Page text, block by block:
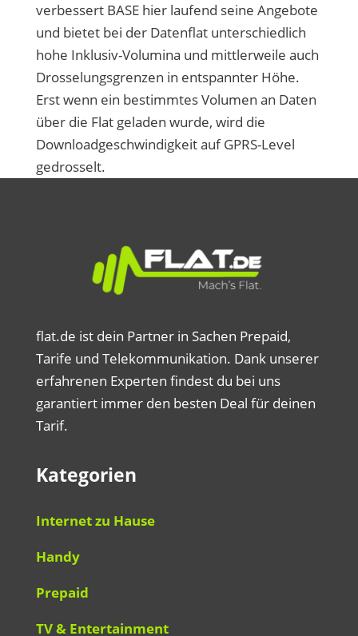
verbessert BASE hier laufend seine Angebote
und bietet bei der Datenflat unterschiedlich
hohe Inklusiv-Volumina und mittlerweile auch
Drosselungsgrenzen in entspannter Höhe.
Erst wenn ein bestimmtes Volumen an Daten
über die Flat geladen wurde, wird die
Downloadgeschwindigkeit auf GPRS-Level
gedrosselt.
flat.de ist dein Partner in Sachen Prepaid,
Tarife und Telekommunikation. Dank unserer
erfahrenen Experten findest du bei uns
garantiert immer den besten Deal für deinen
Tarif.
Kategorien
Internet zu Hause
Handy
Prepaid
TV & Entertainment